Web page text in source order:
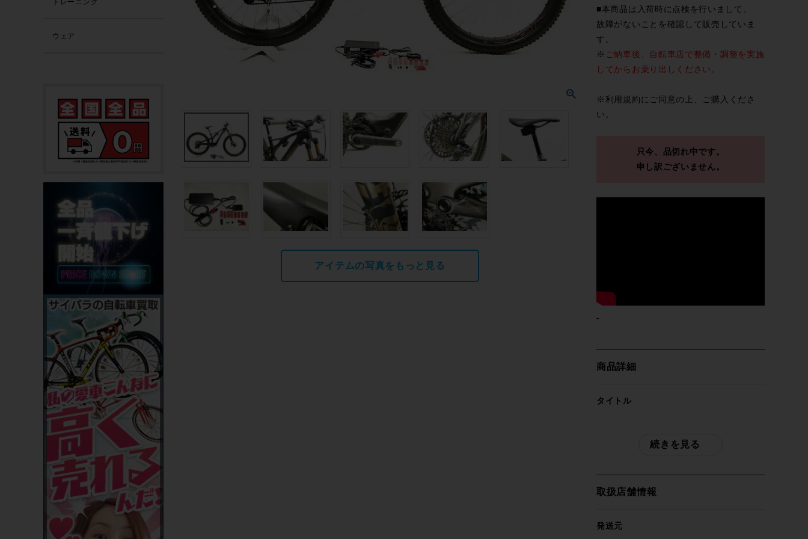
アイテムの写真をもっと見る
■本商品は入荷時に点検を行いまして、
故障がないことを確認して販売していま
す。
※ ご納車後、自転車店で整備・調整を実施
してからお乗り出しください。
※利用規約にご同意の上、ご購入くださ
い。
只今、品切れ中です。
申し訳ございません。
-
商品詳細
タイトル
2021年 E-MTB E-BIKE マウンテンバイク
自転車種
続きを見る
取扱店舗情報
発送元
トレーニング
ウェア